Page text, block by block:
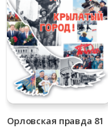
Орловская правда 81